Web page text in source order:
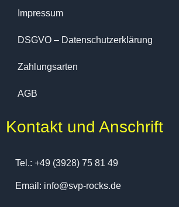
Impressum
DSGVO – Datenschutzerklärung
Zahlungsarten
AGB
Kontakt und Anschrift
Tel.: +49 (3928) 75 81 49
Email: info@svp-rocks.de